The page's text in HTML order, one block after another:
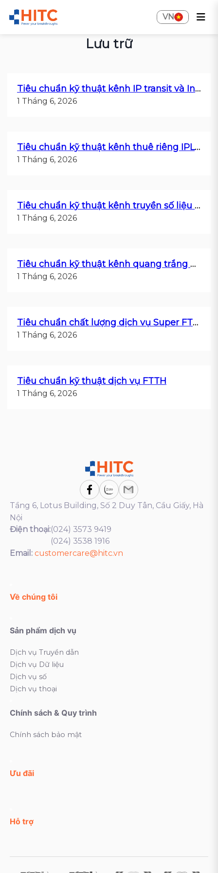
VN
Lưu trữ
Tiêu chuẩn kỹ thuật kênh IP transit và Internet leased line (ILL)
1 Tháng 6, 2026
Tiêu chuẩn kỹ thuật kênh thuê riêng IPLC và EoSDH
1 Tháng 6, 2026
Tiêu chuẩn kỹ thuật kênh truyền số liệu MPLS VPN
1 Tháng 6, 2026
Tiêu chuẩn kỹ thuật kênh quang trắng P2P
1 Tháng 6, 2026
Tiêu chuẩn chất lượng dịch vụ Super FTTH
1 Tháng 6, 2026
Tiêu chuẩn kỹ thuật dịch vụ FTTH
1 Tháng 6, 2026
Tầng 6, Lotus Building, Số 2 Duy Tân, Cầu Giấy, Hà
Nội
Điện thoại:(024) 3573 9419
(024) 3538 1916
Email: customercare@hitc.vn
Về chúng tôi
Sản phẩm dịch vụ
Dịch vụ Truyền dẫn
Dịch vụ Dữ liệu
Dịch vụ số
Dịch vụ thoại
Chính sách & Quy trình
Chính sách bảo mật
Ưu đãi
Hỗ trợ